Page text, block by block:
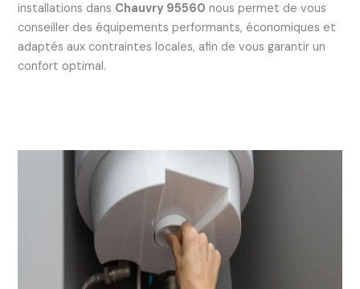
installations dans Chauvry 95560 nous permet de vous
conseiller des équipements performants, économiques et
adaptés aux contraintes locales, afin de vous garantir un
confort optimal.